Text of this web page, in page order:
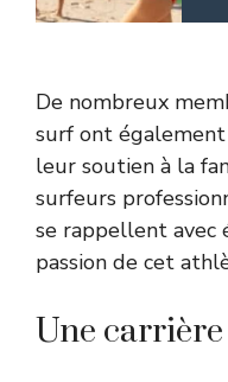
De nombreux
surf ont
leur soutien à la
surfeurs
se rappellent
passion de cet
Une